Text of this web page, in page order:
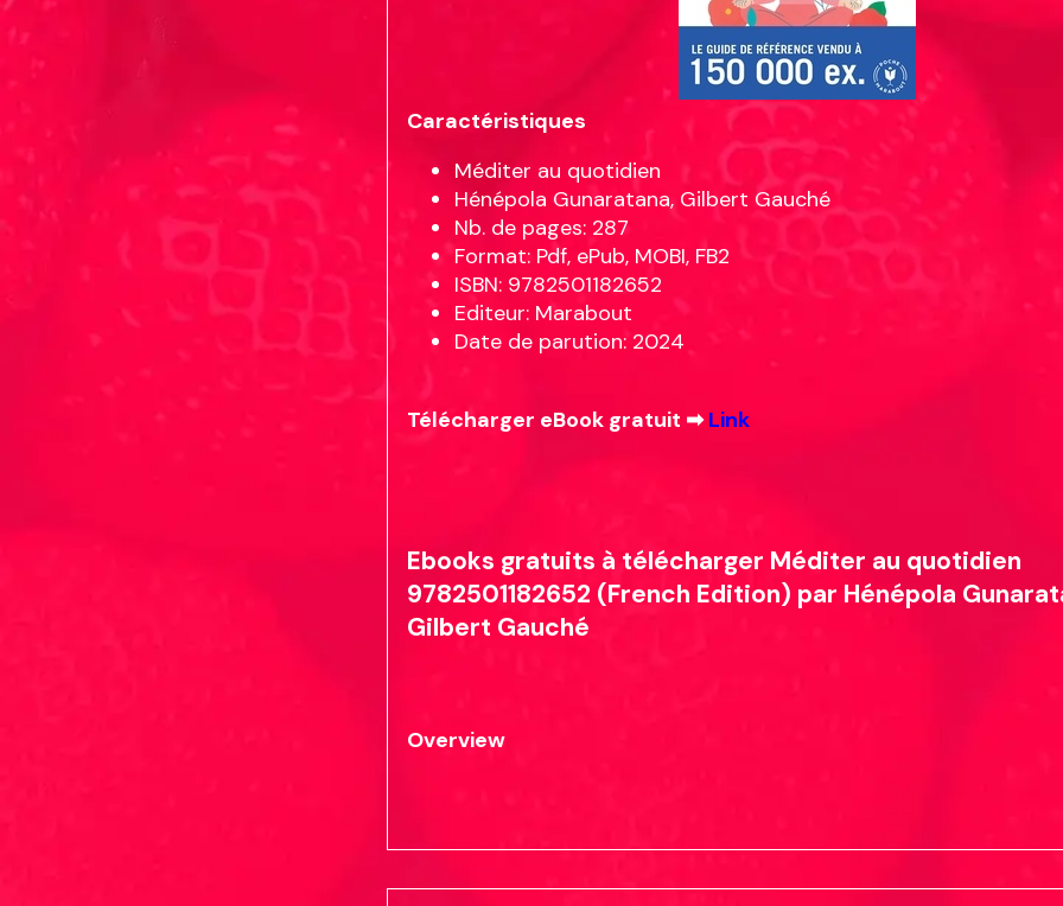
Caractéristiques
Méditer au quotidien
Hénépola Gunaratana, Gilbert Gauché
Nb. de pages: 287
Format: Pdf, ePub, MOBI, FB2
ISBN: 9782501182652
Editeur: Marabout
Date de parution: 2024
Télécharger eBook gratuit ➡Link
Ebooks gratuits à télécharger Méditer au quotidien
9782501182652 (French Edition) par Hénépola
Gilbert Gauché
Overview